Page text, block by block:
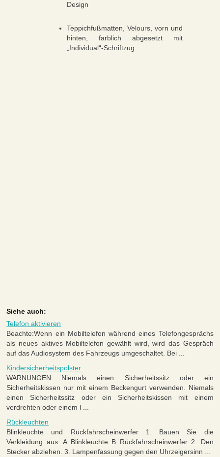
Design
Teppichfußmatten, Velours, vorn und
hinten, farblich abgesetzt mit
„Individual“-Schriftzug
Siehe auch:
Telefon aktivieren
Beachte:Wenn ein Mobiltelefon während eines Telefongesprächs
als neues aktives Mobiltelefon gewählt wird, wird das Gespräch
auf das Audiosystem des Fahrzeugs umgeschaltet. Bei ...
Kindersicherheitspolster
WARNUNGEN Niemals einen Sicherheitssitz oder ein
Sicherheitskissen nur mit einem Beckengurt verwenden. Niemals
einen Sicherheitssitz oder ein Sicherheitskissen mit einem
verdrehten oder einem l ...
Rückleuchten
Blinkleuchte und Rückfahrscheinwerfer 1. Bauen Sie die
Verkleidung aus. A Blinkleuchte B Rückfahrscheinwerfer 2. Den
Stecker abziehen. 3. Lampenfassung gegen den Uhrzeigersinn ...